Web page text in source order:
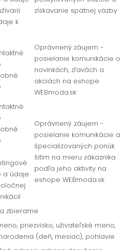
k
získavanie spätnej väzby
Oprávnený záujem -
posielanie komunikácie o
novinkách, zľavách a
akciách na eshope
WEBmoda.sk
a údaje
Oprávnený záujem -
posielanie komunikácie a
špecializovaných ponúk
šitím na mieru zákazníka
podľa jeho aktivity na
eshope WEBmoda.sk
zbierame
priezvisko, uživateľské meno,
(deň, mesiac), pohlavie